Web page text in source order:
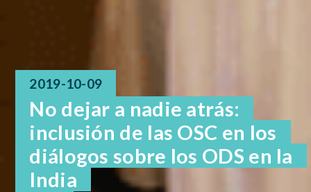
2019-10-09
No dejar a nadie atrás:
inclusión de las OSC en los
diálogos sobre los ODS en la
India